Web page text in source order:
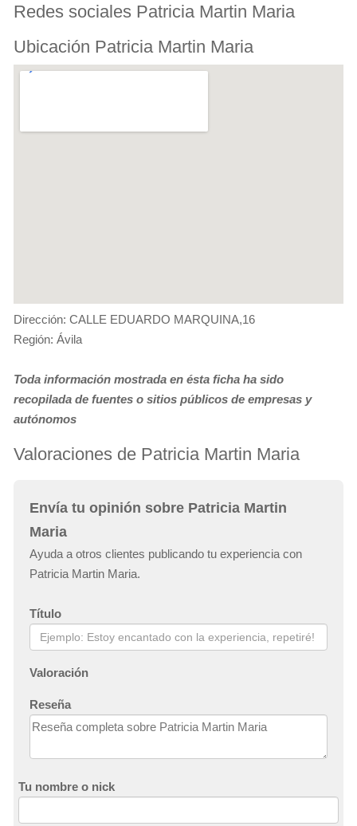
Redes sociales Patricia Martin Maria
Ubicación Patricia Martin Maria
Dirección: CALLE EDUARDO MARQUINA,16
Región: Ávila
Toda información mostrada en ésta ficha ha sido
recopilada de fuentes o sitios públicos de empresas y
autónomos
Valoraciones de Patricia Martin Maria
Envía tu opinión sobre Patricia Martin
Maria
Ayuda a otros clientes publicando tu experiencia con
Patricia Martin Maria.
Título
Valoración
Reseña
Tu nombre o nick